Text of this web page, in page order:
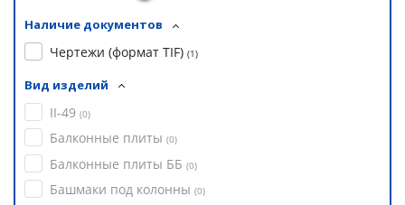
Наличие документов
Чертежи (формат TIF) (1)
Вид изделий
II-49 (0)
Балконные плиты (0)
Балконные плиты ББ (0)
Башмаки под колонны (0)